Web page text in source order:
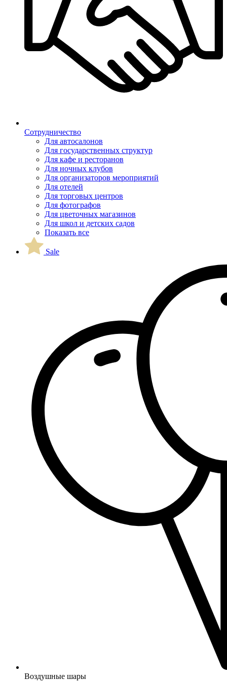
Сотрудничество
Для автосалонов
Для государственных структур
Для кафе и ресторанов
Для ночных клубов
Для организаторов мероприятий
Для отелей
Для торговых центров
Для фотографов
Для цветочных магазинов
Для школ и детских садов
Показать все
Sale
Воздушные шары